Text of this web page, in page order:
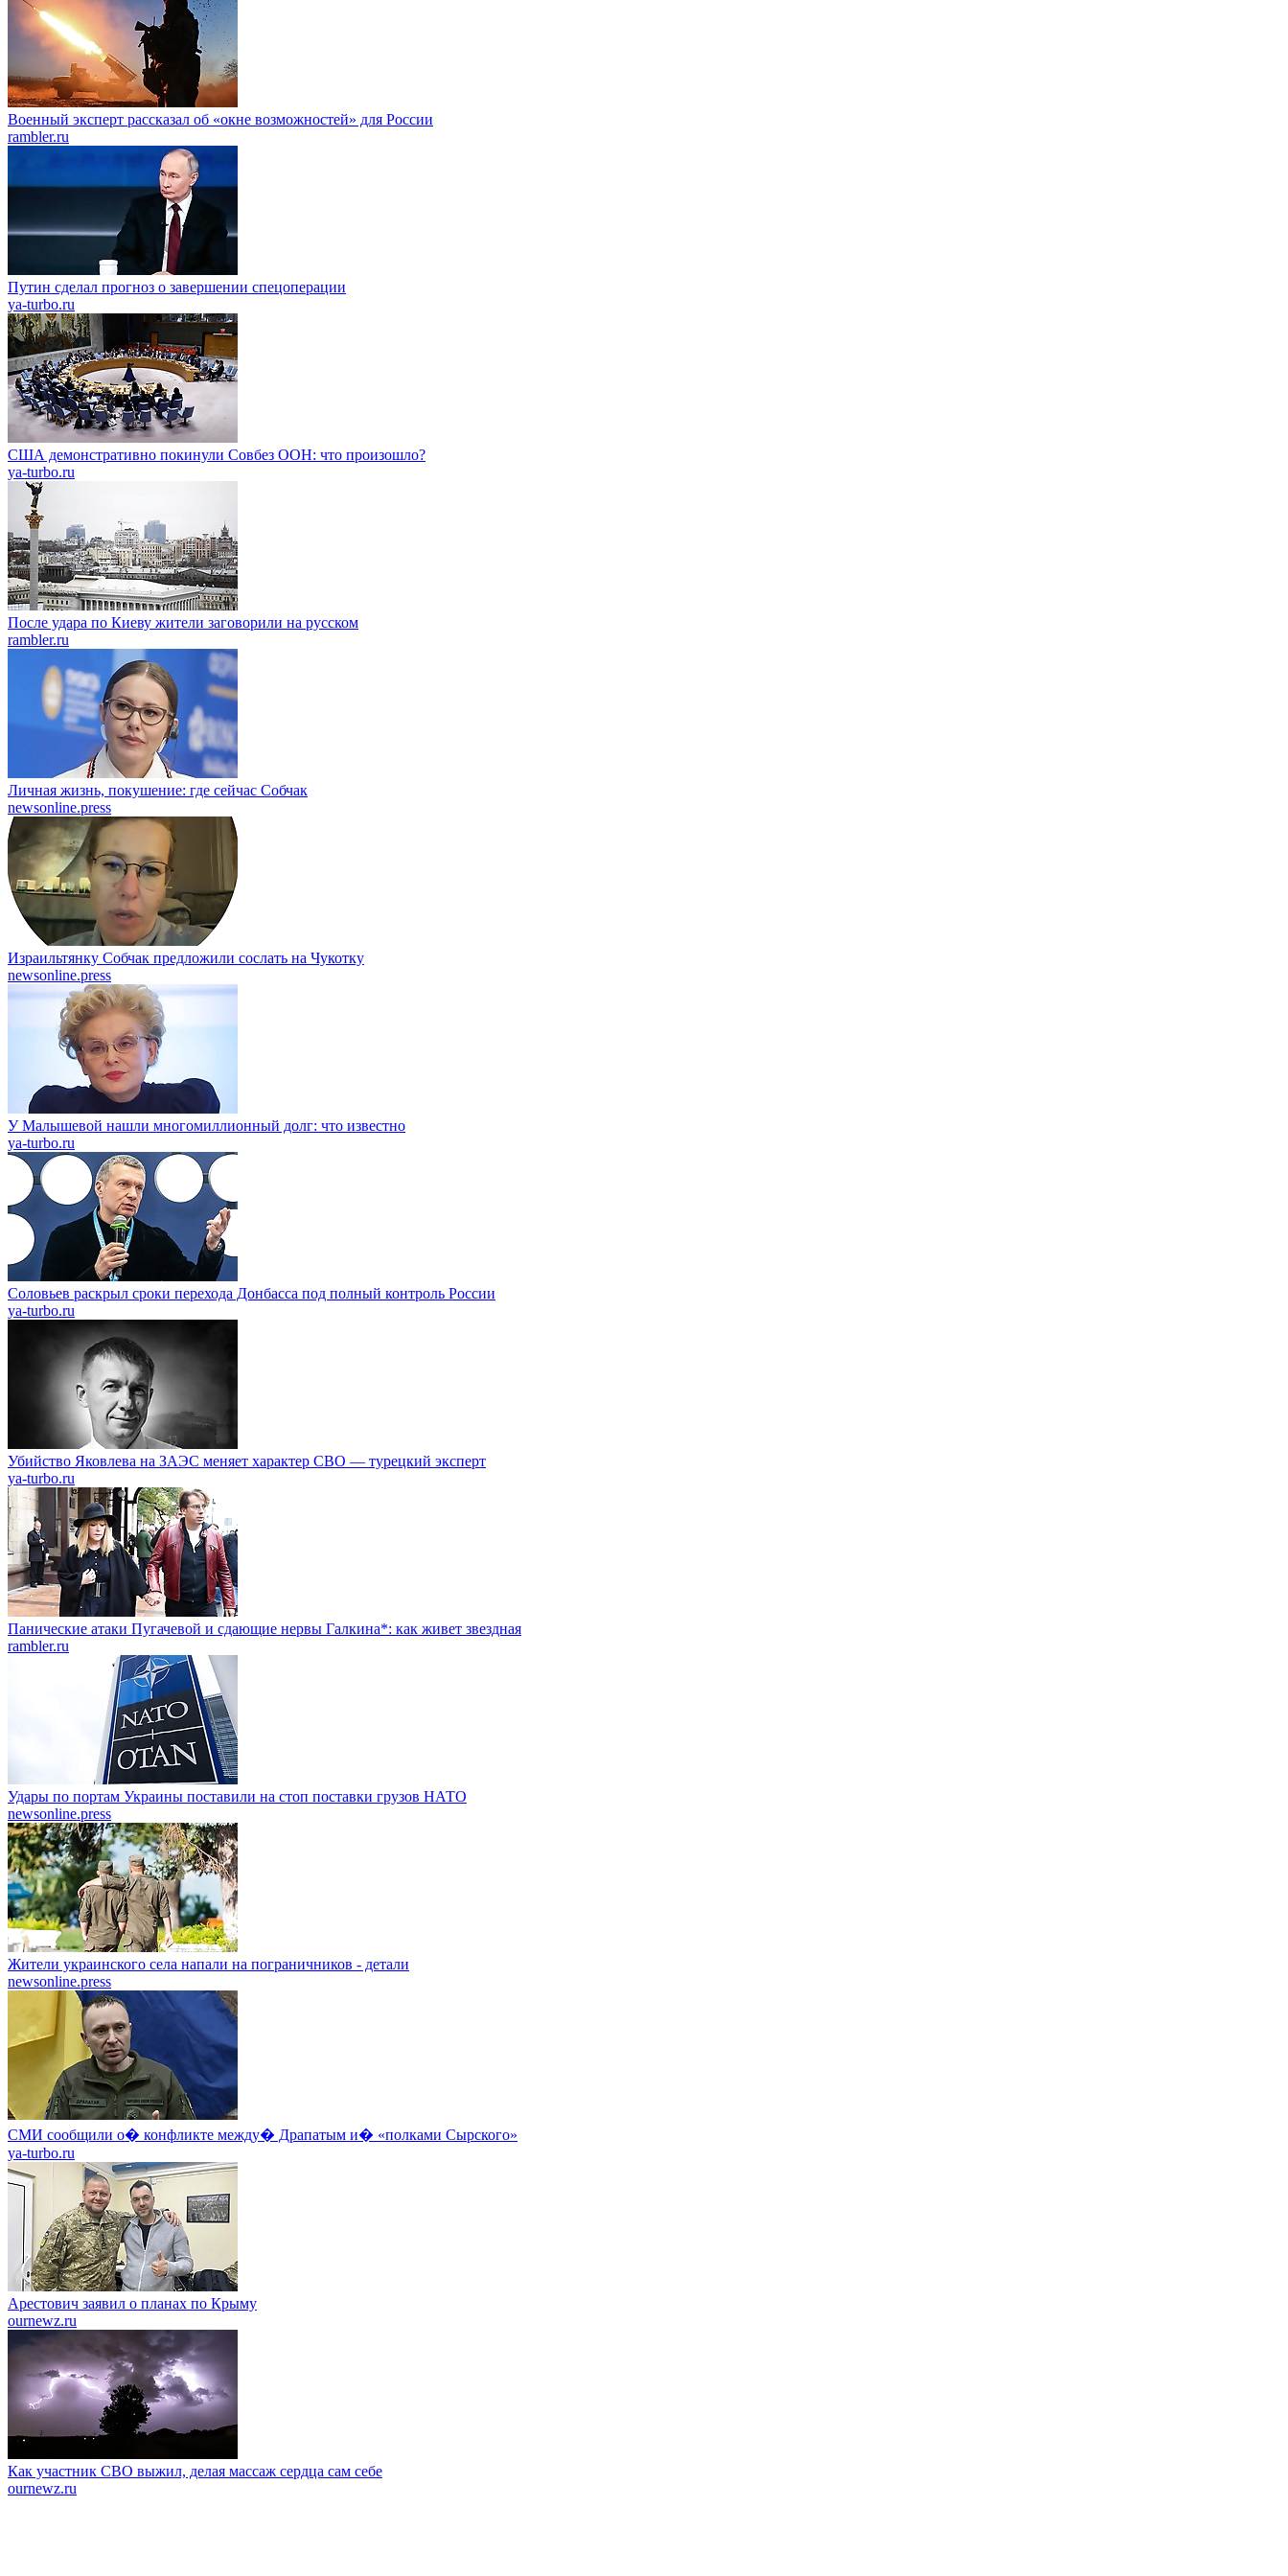
Военный эксперт рассказал об «окне возможностей» для России
rambler.ru
Путин сделал прогноз о завершении спецоперации
ya-turbo.ru
США демонстративно покинули Совбез ООН: что произошло?
ya-turbo.ru
После удара по Киеву жители заговорили на русском
rambler.ru
Личная жизнь, покушение: где сейчас Собчак
newsonline.press
Израильтянку Собчак предложили сослать на Чукотку
newsonline.press
У Малышевой нашли многомиллионный долг: что известно
ya-turbo.ru
Соловьев раскрыл сроки перехода Донбасса под полный контроль России
ya-turbo.ru
Убийство Яковлева на ЗАЭС меняет характер СВО — турецкий эксперт
ya-turbo.ru
Панические атаки Пугачевой и сдающие нервы Галкина*: как живет звездная
rambler.ru
Удары по портам Украины поставили на стоп поставки грузов НАТО
newsonline.press
Жители украинского села напали на пограничников - детали
newsonline.press
СМИ сообщили о� конфликте между� Драпатым и� «полками Сырского»
ya-turbo.ru
Арестович заявил о планах по Крыму
ournewz.ru
Как участник СВО выжил, делая массаж сердца сам себе
ournewz.ru